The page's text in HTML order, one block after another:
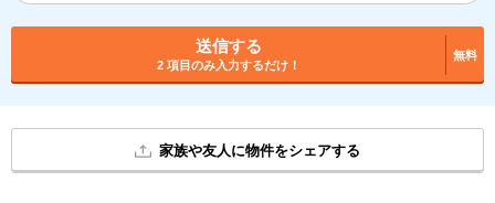
送信する
2 項目のみ入力するだけ！
無料
家族や友人に物件をシェアする